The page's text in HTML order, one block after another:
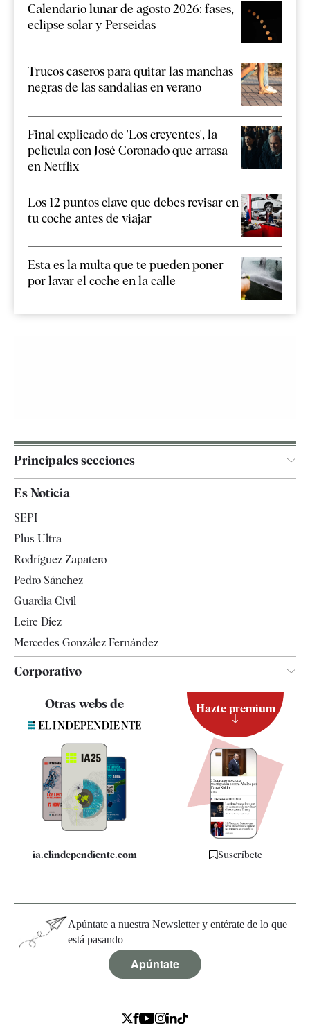
Calendario lunar de agosto 2026: fases,
eclipse solar y Perseidas
Trucos caseros para quitar las manchas
negras de las sandalias en verano
Final explicado de 'Los creyentes', la
película con José Coronado que arrasa
en Netflix
Los 12 puntos clave que debes revisar en
tu coche antes de viajar
Esta es la multa que te pueden poner
por lavar el coche en la calle
Principales secciones
Televisión
Es Noticia
SEPI
Plus Ultra
Rodríguez Zapatero
Pedro Sánchez
Guardia Civil
Leire Díez
Mercedes González Fernández
Corporativo
Quiénes somos
Especificaciones
Otras webs de
ia.elindependiente.com
Hazte premium
Suscríbete
Apúntate a nuestra Newsletter y entérate de lo que
está pasando
Apúntate